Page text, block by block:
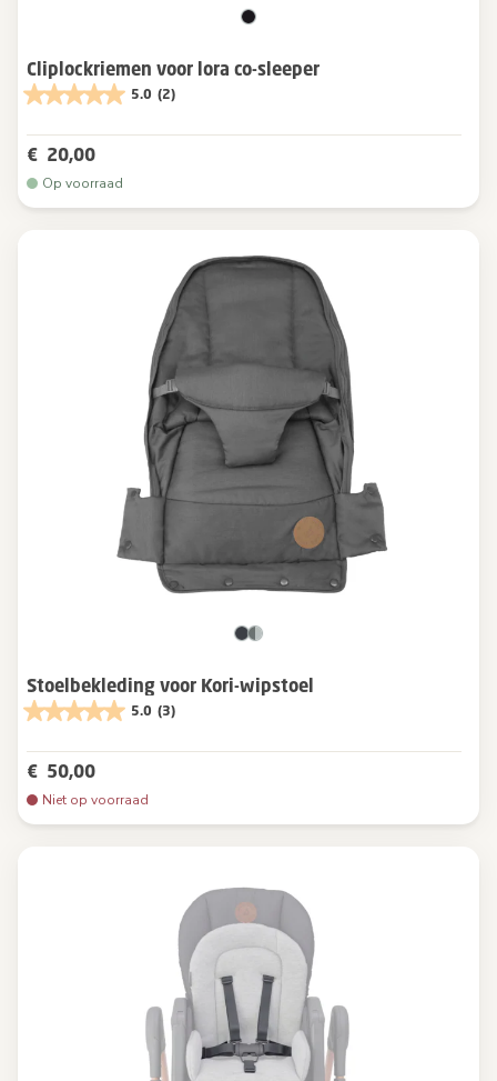
Cliplockriemen voor lora co-sleeper
5.0 (2)
€ 20,00
Op voorraad
Stoelbekleding voor Kori-wipstoel
5.0 (3)
€ 50,00
Niet op voorraad